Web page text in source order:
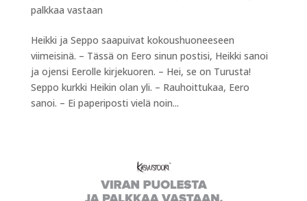
palkkaa vastaan
Heikki ja Seppo saapuivat kokoushuoneeseen
viimeisinä. – Tässä on Eero sinun postisi, Heikki sanoi
ja ojensi Eerolle kirjekuoren. – Hei, se on Turusta!
Seppo kurkki Heikin olan yli. – Rauhoittukaa, Eero
sanoi. – Ei paperiposti vielä noin...